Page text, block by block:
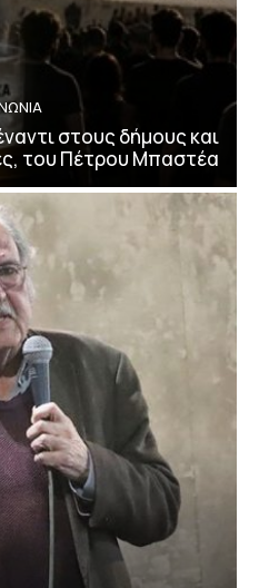
στους δήμους και
του Πέτρου Μπαστέα